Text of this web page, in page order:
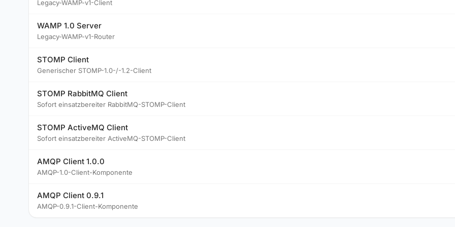
Legacy-WAMP-v1-Client
WAMP 1.0 Server
Legacy-WAMP-v1-Router
STOMP Client
Generischer STOMP-1.0-/-1.2-Client
STOMP RabbitMQ Client
Sofort einsatzbereiter RabbitMQ-STOMP-Client
STOMP ActiveMQ Client
Sofort einsatzbereiter ActiveMQ-STOMP-Client
AMQP Client 1.0.0
AMQP-1.0-Client-Komponente
AMQP Client 0.9.1
AMQP-0.9.1-Client-Komponente